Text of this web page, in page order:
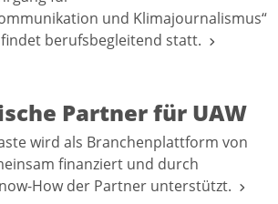
und Klimajournalismus“
berufsbegleitend statt.
Partner für UAW
wird als Branchenplattform von
finanziert und durch
How der Partner unterstützt.